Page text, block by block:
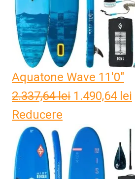
Aquatone Wave 11'0"
2.337,64lei Prețul
a
fost:
2.337,64 lei.
1.490,64 lei
Reducere